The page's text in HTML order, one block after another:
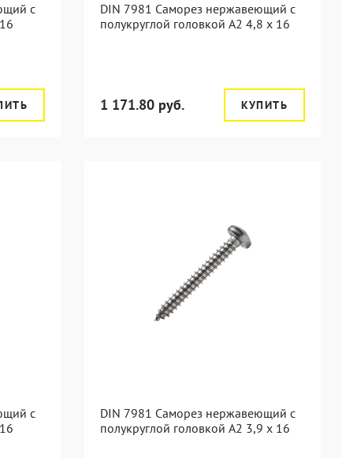
с
DIN 7981 Саморез нержавеющий с
полукруглой головкой А2 4,8 x 16
1 171.80 руб. КУПИТЬ
с
DIN 7981 Саморез нержавеющий с
полукруглой головкой А2 3,9 x 16